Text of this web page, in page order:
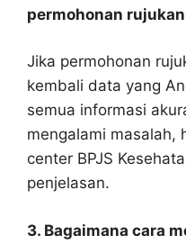
permohonan
Jika permohonan
kembali data yang
semua informasi
mengalami masalah,
center BPJS
penjelasan.
3. Bagaimana cara